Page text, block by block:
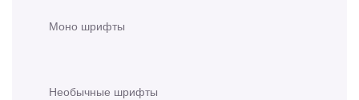
Моно шрифты
Необычные шрифты